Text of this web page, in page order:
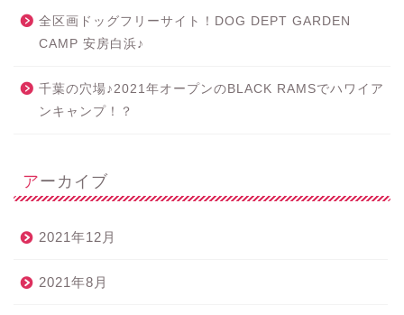
全区画ドッグフリーサイト！DOG DEPT GARDEN
CAMP 安房白浜♪
千葉の穴場♪2021年オープンのBLACK RAMSでハワイア
ンキャンプ！？
アーカイブ
2021年12月
2021年8月